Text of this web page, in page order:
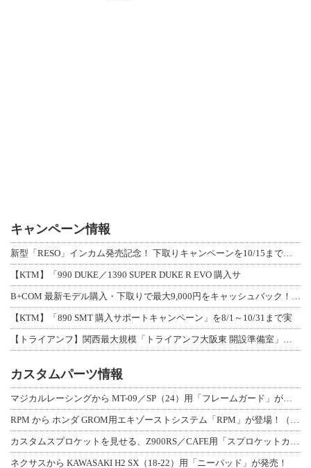
キャンペーン情報
新型「RESO」インカム発売記念！ 下取りキャンペーンを10/15まで延長して開
【KTM】「990 DUKE／1390 SUPER DUKE R EVO 購入サ
B+COM 最新モデル購入・下取りで最大9,000円をキャッシュバック！「B+F
【KTM】「890 SMT 購入サポートキャンペーン」を8/1～10/31まで実
【トライアンフ】関西最大規模「トライアンフ大阪東 開設準備室」がオープン！ 限定
カスタムパーツ情報
マジカルレーシングから MT-09／SP（24）用「フレームガード」が登場！
RPM から ホンダ GROM用エキゾーストシステム「RPM」が登場！（動画あり
カスタムスプロケットを見せる、Z900RS／CAFE用「スプロケットカバーフルキ
ネクサスから KAWASAKI H2 SX（18-22）用「ニーパッド」が発売！